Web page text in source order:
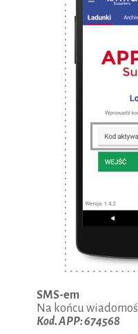
SMS-em
Na końcu
Kod. APP: 674568